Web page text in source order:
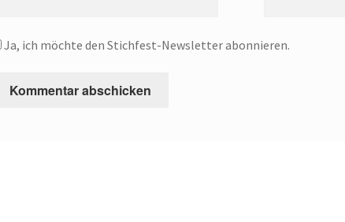
Ja, ich möchte den Stichfest-Newsletter abonnieren.